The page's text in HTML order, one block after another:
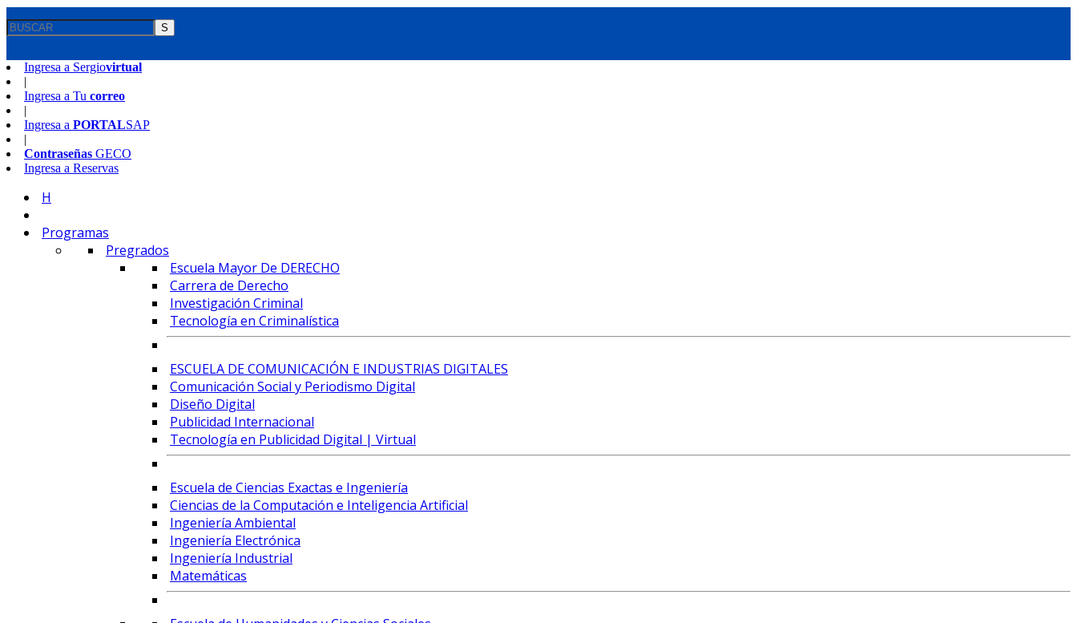
S
Ingresa a Sergiovirtual
|
Ingresa a Tu correo
|
Ingresa a PORTALSAP
|
Contraseñas GECO
Ingresa a Reservas
H
Programas
Pregrados
Escuela Mayor De DERECHO
Carrera de Derecho
Investigación Criminal
Tecnología en Criminalística
ESCUELA DE COMUNICACIÓN E INDUSTRIAS DIGITALES
Comunicación Social y Periodismo Digital
Diseño Digital
Publicidad Internacional
Tecnología en Publicidad Digital | Virtual
Escuela de Ciencias Exactas e Ingeniería
Ciencias de la Computación e Inteligencia Artificial
Ingeniería Ambiental
Ingeniería Electrónica
Ingeniería Industrial
Matemáticas